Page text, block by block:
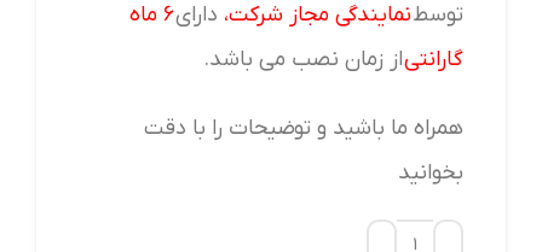
توسطنمایندگی مجاز شرکت، دارای
۶ ماه
گارانتیاز زمان نصب می باشد.
همراه ما باشید و توضیحات را با دقت
بخوانید